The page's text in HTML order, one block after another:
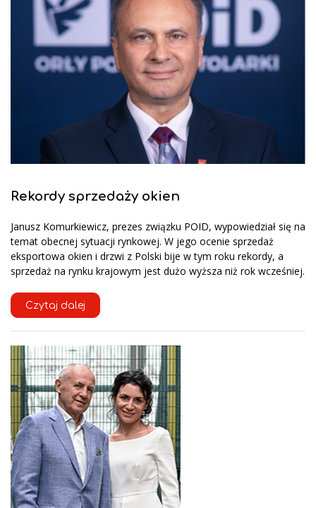
Rekordy sprzedaży okien
Janusz Komurkiewicz, prezes związku POID, wypowiedział się na
temat obecnej sytuacji rynkowej. W jego ocenie sprzedaż
eksportowa okien i drzwi z Polski bije w tym roku rekordy, a
sprzedaż na rynku krajowym jest dużo wyższa niż rok wcześniej.
Czytaj dalej